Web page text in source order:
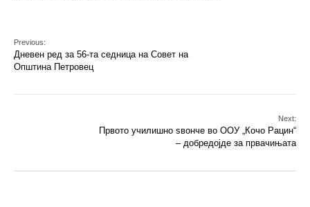
Previous:
Дневен ред за 56-та седница на Совет на
Општина Петровец
Next:
Првото училишно ѕвонче во ООУ „Кочо Рацин“
– добредојде за првачињата